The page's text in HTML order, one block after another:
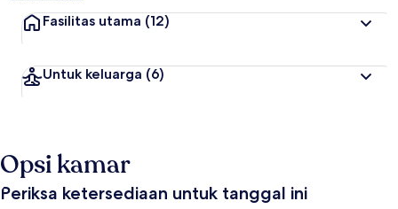
Fasilitas utama (12)
Untuk keluarga (6)
Opsi kamar
Periksa ketersediaan untuk tanggal ini